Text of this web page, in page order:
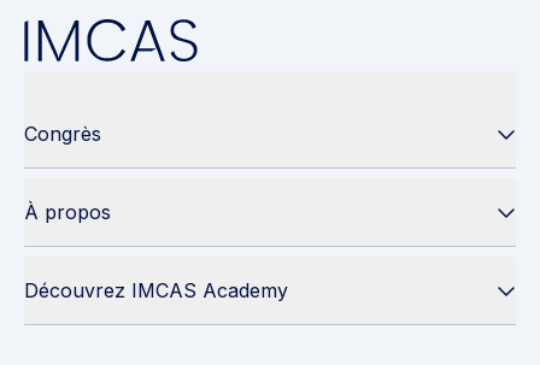
Congrès
À propos
Découvrez IMCAS Academy